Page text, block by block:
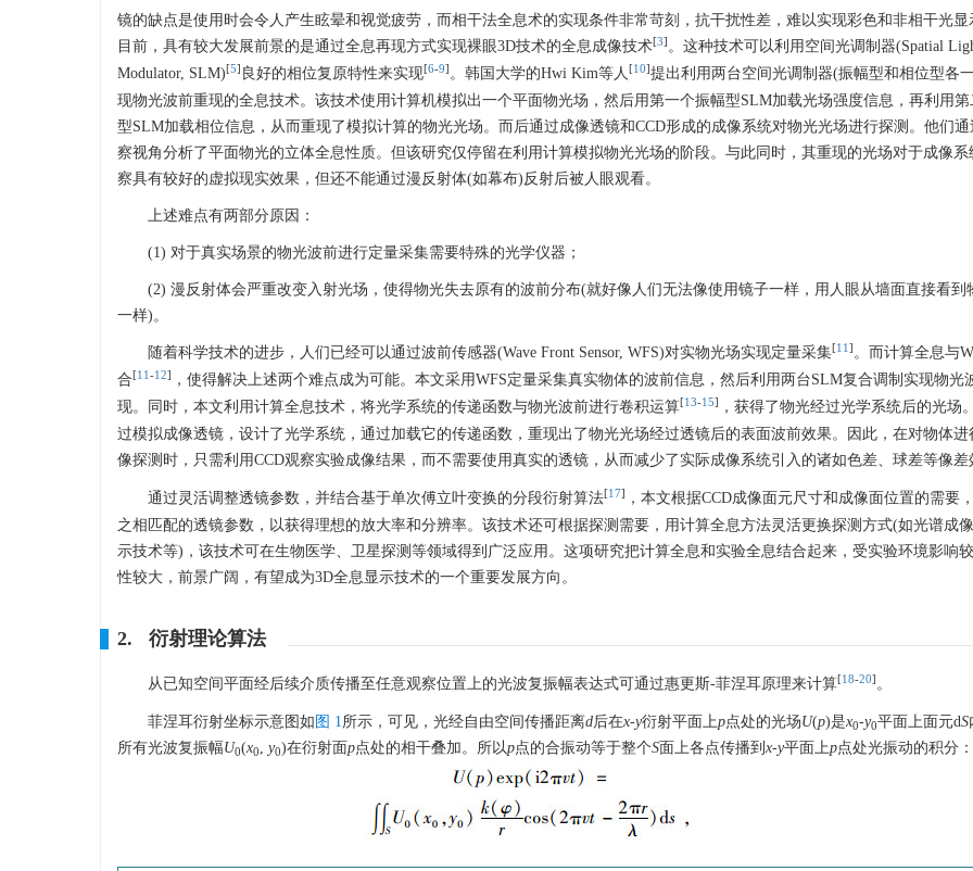
镜的缺点是使用时会令人产生眩晕和视觉疲劳，而相干法全息术的实现条件非常苛刻，抗干扰性差，难以实现彩色和非相干光显
目前，具有较大发展前景的是通过全息再现方式实现裸眼3D技术的全息成像技术[3] 。这种技术可以利用空间光调制器(Spatial
Modulator, SLM)[5] 良好的相位复原特性来实现[6-9] 。韩国大学的Hwi Kim等人 [10]提出利用两台空间光调制器(振幅型和相位型各
现物光波前重现的全息技术。该技术使用计算机模拟出一个平面物光场，然后用第一个振幅型SLM加载光场强度信息，再利用第
型SLM加载相位信息，从而重现了模拟计算的物光光场。而后通过成像透镜和CCD形成的成像系统对物光光场进行探测。他们
察视角分析了平面物光的立体全息性质。但该研究仅停留在利用计算模拟物光光场的阶段。与此同时，其重现的光场对于成像系
察具有较好的虚拟现实效果，但还不能通过漫反射体(如幕布)反射后被人眼观看。
上述难点有两部分原因：
(1) 对于真实场景的物光波前进行定量采集需要特殊的光学仪器；
(2) 漫反射体会严重改变入射光场，使得物光失去原有的波前分布(就好像人们无法像使用镜子一样，用人眼从墙面直接看到
一样)。
随着科学技术的进步，人们已经可以通过波前传感器(Wave Front Sensor, WFS)对实物光场实现定量采集[11 ] 。而计算全息与
合[11 -12]
，使得解决上述两个难点成为可能。本文采用WFS定量采集真实物体的波前信息，然后利用两台SLM复合调制实现物光
现。同时，本文利用计算全息技术，将光学系统的传递函数与物光波前进行卷积运算[13-15]
，获得了物光经过光学系统后的光场
过模拟成像透镜，设计了光学系统，通过加载它的传递函数，重现出了物光光场经过透镜后的表面波前效果。因此，在对物体进
像探测时，只需利用CCD观察实验成像结果，而不需要使用真实的透镜，从而减少了实际成像系统引入的诸如色差、球差等像差
通过灵活调整透镜参数，并结合基于单次傅立叶变换的分段衍射算法[17]
，本文根据CCD成像面元尺寸和成像面位置的需要
之相匹配的透镜参数，以获得理想的放大率和分辨率。该技术还可根据探测需要，用计算全息方法灵活更换探测方式(如光谱成
示技术等)，该技术可在生物医学、卫星探测等领域得到广泛应用。这项研究把计算全息和实验全息结合起来，受实验环境影响
性较大，前景广阔，有望成为3D全息显示技术的一个重要发展方向。
2. 衍射理论算法
从已知空间平面经后续介质传播至任意观察位置上的光波复振幅表达式可通过惠更斯-菲涅耳原理来计算[18-20] 。
菲涅耳衍射坐标示意图如 图 1所示，可见，光经自由空间传播距离d后在x-y衍射平面上p点处的光场U(p)是x0-y0平面上面元dS
所有光波复振幅U0(x0, y0)在衍射面p点处的相干叠加。所以p点的合振动等于整个S面上各点传播到 x-y平面上p点处光振动的积分：